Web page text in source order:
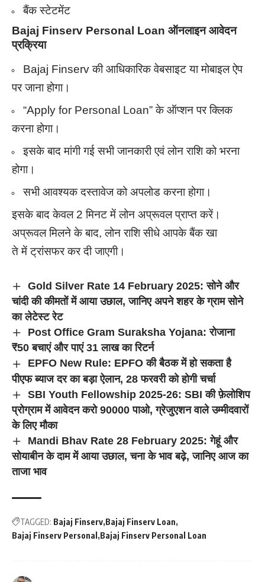
बैंक स्टेटमेंट
Bajaj Finserv Personal Loan ऑनलाइन आवेदन
प्रक्रिया
Bajaj Finserv की आधिकारिक वेबसाइट या मोबाइल ऐप
पर जाना होगा।
“Apply for Personal Loan” के ऑप्शन पर क्लिक
करना होगा।
इसके बाद मांगी गई सभी जानकारी एवं लोन राशि को भरना
होगा।
सभी आवश्यक दस्तावेज को अपलोड करना होगा।
इसके बाद केवल 2 मिनट में लोन अप्रूवल प्राप्त करें।
अप्रूवल मिलने के बाद, लोन राशि सीधे आपके बैंक खा
ते में ट्रांसफर कर दी जाएगी।
Gold Silver Rate 14 February 2025: सोने और
चांदी की कीमतों में आया उछाल, जानिए अपने शहर के ग्राम सोने
का लेटेस्ट रेट
Post Office Gram Suraksha Yojana: रोजाना
₹50 बचाएं और पाएं 31 लाख का रिटर्न
EPFO New Rule: EPFO की बैठक में हो सकता है
पीएफ ब्याज दर का बड़ा ऐलान, 28 फरवरी को होगी चर्चा
SBI Youth Fellowship 2025-26: SBI की फ़ेलोशिप
प्रोग्राम में आवेदन करो 90000 पाओ, ग्रेजुएशन वाले उम्मीदवारों
के लिए मौका
Mandi Bhav Rate 28 February 2025: गेहूं और
सोयाबीन के दाम में आया उछाल, चना के भाव बढ़े, जानिए आज का
ताजा भाव
TAGGED: Bajaj Finserv Bajaj Finserv Loan
Bajaj Finserv Personal Bajaj Finserv Personal Loan